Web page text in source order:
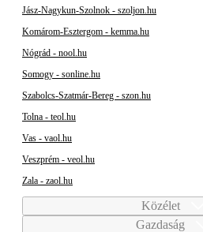
Jász-Nagykun-Szolnok - szoljon.hu
Komárom-Esztergom - kemma.hu
Nógrád - nool.hu
Somogy - sonline.hu
Szabolcs-Szatmár-Bereg - szon.hu
Tolna - teol.hu
Vas - vaol.hu
Veszprém - veol.hu
Zala - zaol.hu
Közélet
Gazdaság